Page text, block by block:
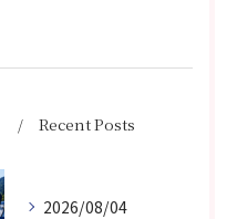
Recent Posts
2026/08/04